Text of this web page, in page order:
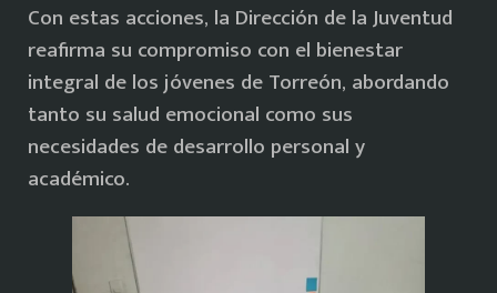
Con estas acciones, la Dirección de la Juventud
reafirma su compromiso con el bienestar
integral de los jóvenes de Torreón, abordando
tanto su salud emocional como sus
necesidades de desarrollo personal y
académico.